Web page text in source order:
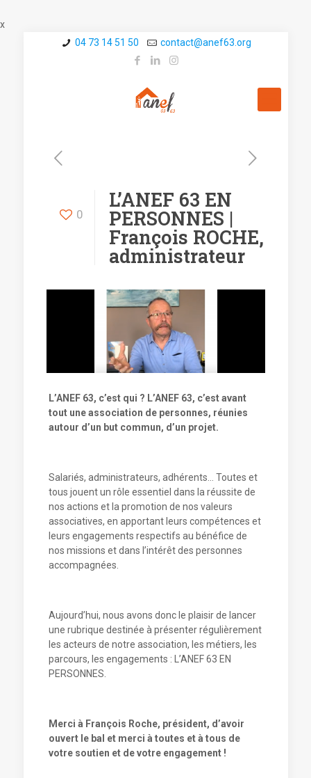
x
04 73 14 51 50
contact@a­nef63.org
0
L’ANEF 63 EN
PERSONNES |
François ROCHE,
administrateur
L’ANEF 63, c’est qui ? L’ANEF 63, c’est avant
tout une association de personnes, réunies
autour d’un but commun, d’un projet.
Salariés, administrateurs, adhérents… Toutes et
tous jouent un rôle essentiel dans la réussite de
nos actions et la promotion de nos valeurs
associatives, en apportant leurs compétences et
leurs engagements respectifs au bénéfice de
nos missions et dans l’intérêt des personnes
accompagnées.
Aujourd’hui, nous avons donc le plaisir de lancer
une rubrique destinée à présenter régulièrement
les acteurs de notre association, les métiers, les
parcours, les engagements : L’ANEF 63 EN
PERSONNES.
Merci à François Roche, président, d’avoir
ouvert le bal et merci à toutes et à tous de
votre soutien et de votre engagement !